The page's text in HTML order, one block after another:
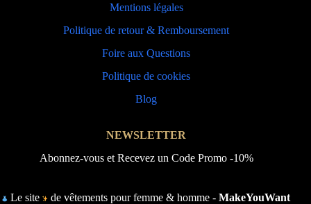
Mentions légales
Politique de retour & Remboursement
Foire aux Questions
Politique de cookies
Blog
NEWSLETTER
Abonnez-vous et Recevez un Code Promo -10%
Le site de vêtements pour femme & homme -MakeYouWant